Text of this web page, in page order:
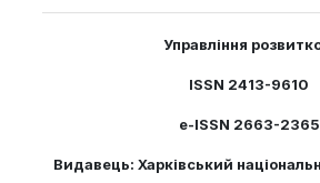
Управління
ISSN 2413-9610
e-ISSN 2663-2365
Видавець: Харківський